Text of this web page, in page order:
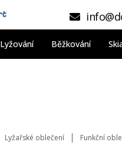
Lyžování Běžkování
Lyžařské oblečení Funkční